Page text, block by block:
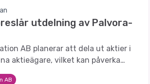
utdelning av Palvora-
AB planerar att dela ut aktier i
aktieägare, vilket kan påverka
strategi.
AB